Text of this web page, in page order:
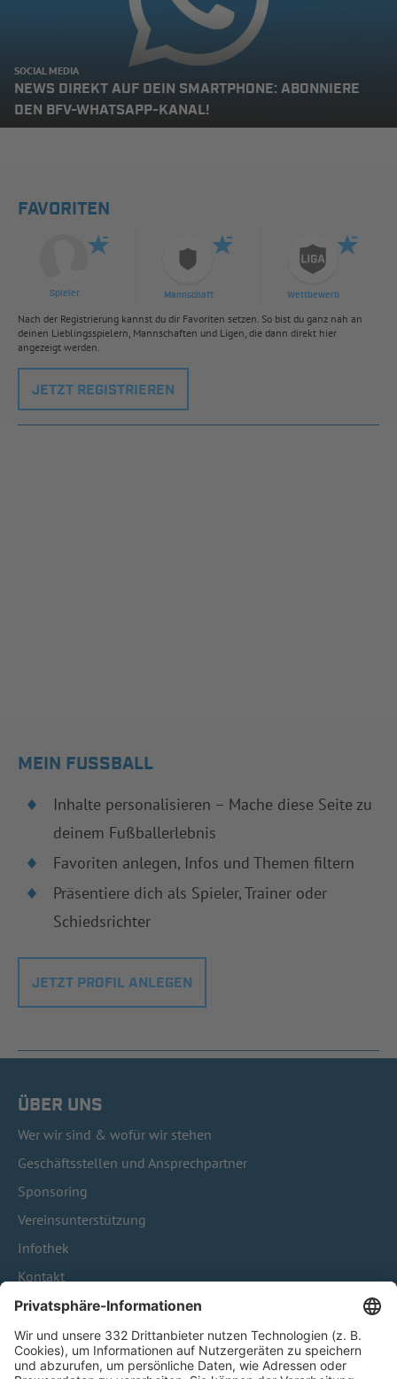
SOCIAL MEDIA
NEWS DIREKT AUF DEIN SMARTPHONE: ABONNIERE
DEN BFV-WHATSAPP-KANAL!
FAVORITEN
Spieler Mannschaft Wettbewerb
Nach der Registrierung kannst du dir Favoriten setzen. So bist du ganz nah an
deinen Lieblingsspielern, Mannschaften und Ligen, die dann direkt hier
angezeigt werden.
JETZT REGISTRIEREN
MEIN FUSSBALL
Inhalte personalisieren – Mache diese Seite zu
deinem Fußballerlebnis
Favoriten anlegen, Infos und Themen filtern
Präsentiere dich als Spieler, Trainer oder
Schiedsrichter
JETZT PROFIL ANLEGEN
ÜBER UNS
Wer wir sind & wofür wir stehen
Geschäftsstellen und Ansprechpartner
Sponsoring
Vereinsunterstützung
Infothek
Kontakt
HÄUFIG BESUCHTE SEITEN
Pässe und Vereinswechsel